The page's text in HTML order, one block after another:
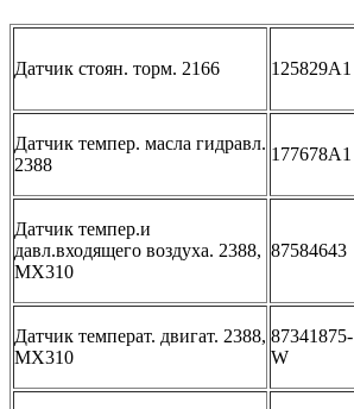
Датчик стоян. торм. 2166 125829A1
Датчик темпер. масла гидравл.
2388
177678A1
Датчик темпер.и
давл.входящего воздуха. 2388,
MX310
87584643
Датчик температ. двигат. 2388,
MX310
87341875-
W